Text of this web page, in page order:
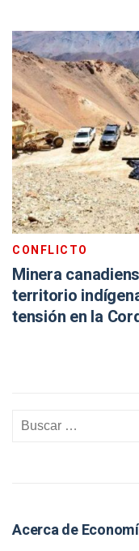
CONFLICTO
Minera
territorio
tensión en la
Acerca de